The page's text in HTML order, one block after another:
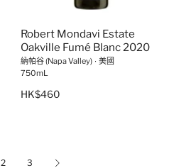
Robert Mondavi Estate
Oakville Fumé Blanc 2020
納帕谷 (Napa Valley) ∙ 美國
750mL
HK$460
2 3